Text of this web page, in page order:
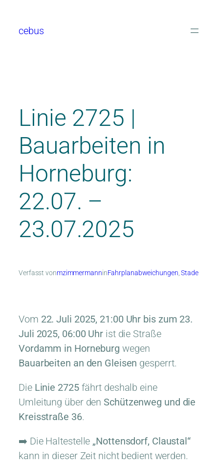
cebus
Linie 2725 |
Bauarbeiten in
Horneburg:
22.07. –
23.07.2025
Verfasst vonmzimmermanninFahrplanabweichungen , Stade
Vom 22. Juli 2025, 21:00 Uhr bis zum 23.
Juli 2025, 06:00 Uhr ist die Straße
Vordamm in Horneburg wegen
Bauarbeiten an den Gleisen gesperrt.
Die Linie 2725fährt deshalb eine
Umleitung über den Schützenweg und die
Kreisstraße 36.
➡️ Die Haltestelle „Nottensdorf, Claustal“
kann in dieser Zeit nicht bedient werden.